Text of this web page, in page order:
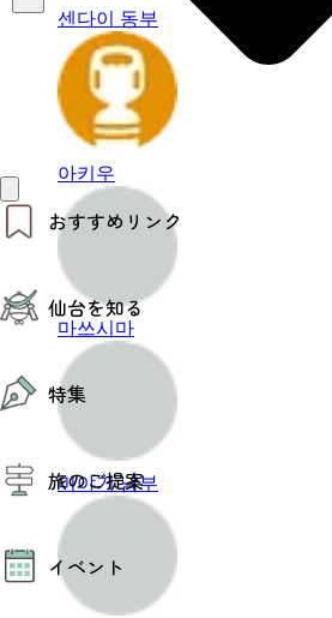
おすすめリンク
仙台夜時間
モデルコース
エリアガイド
お知らせ
お得なチケット
仙台を知る
仙台の魅力
エリアガイド
仙台観光PR動画ライブラリー
仙台から行く東北周遊旅
伝統的工芸品
特集
特集
夜時間トピックス
旅のご提案
AIおまかせコース
オリジナルプラン
イベント
센다이 동부
아키우
마쓰시마
미야기 남부